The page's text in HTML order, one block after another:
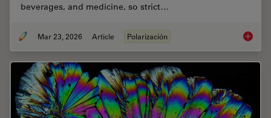
beverages, and medicine, so strict…
Mar 23, 2026 Article Polarización